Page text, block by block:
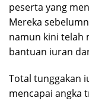
peserta yang
Mereka
namun kini telah
bantuan iuran
Total tunggakan
mencapai angka